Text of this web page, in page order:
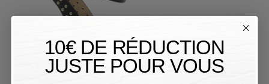
10€ DE RÉDUCTION
JUSTE POUR VOUS